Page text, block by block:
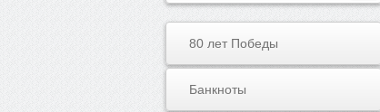
80 лет Победы
Банкноты